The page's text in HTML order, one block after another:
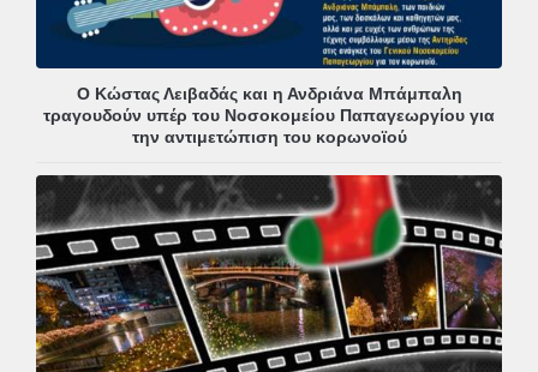
Ο Κώστας Λειβαδάς και η Ανδριάνα Μπάμπαλη
τραγουδούν υπέρ του Νοσοκομείου Παπαγεωργίου για
την αντιμετώπιση του κορωνοϊού